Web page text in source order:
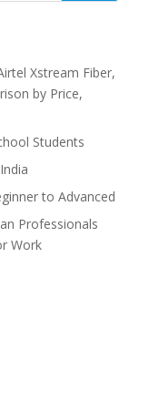
Xstream Fiber,
by Price,
Students
to Advanced
Professionals
Work